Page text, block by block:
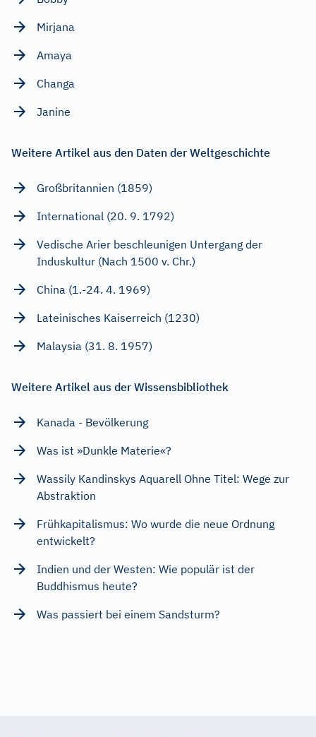
Mirjana
Amaya
Changa
Janine
Weitere Artikel aus den Daten der Weltgeschichte
Großbritannien (1859)
International (20. 9. 1792)
Vedische Arier beschleunigen Untergang der
Induskultur (Nach 1500 v. Chr.)
China (1.-24. 4. 1969)
Lateinisches Kaiserreich (1230)
Malaysia (31. 8. 1957)
Weitere Artikel aus der Wissensbibliothek
Kanada - Bevölkerung
Was ist »Dunkle Materie«?
Wassily Kandinskys Aquarell Ohne Titel: Wege zur
Abstraktion
Frühkapitalismus: Wo wurde die neue Ordnung
entwickelt?
Indien und der Westen: Wie populär ist der
Buddhismus heute?
Was passiert bei einem Sandsturm?